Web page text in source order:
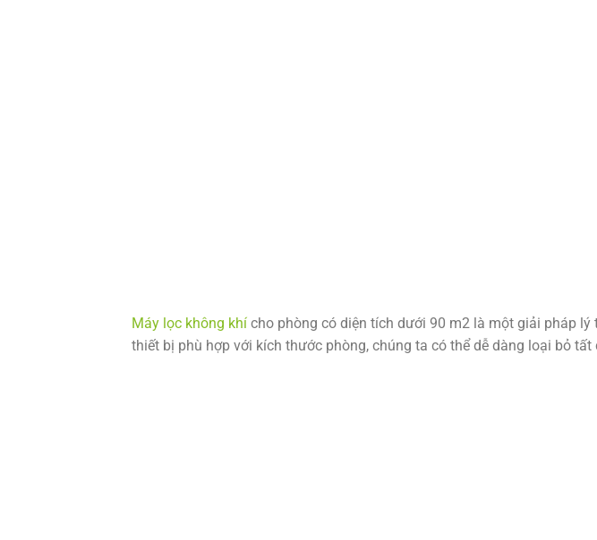
Máy lọc không khí cho phòng có diện tích dưới 90 m2 là một giải pháp
thiết bị phù hợp với kích thước phòng, chúng ta có thể dễ dàng loại bỏ